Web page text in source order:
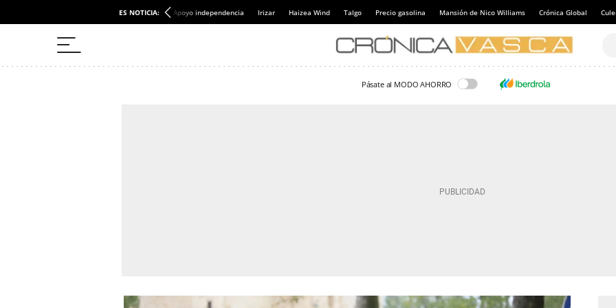
ES NOTICIA: Apoyo independencia Irizar Haizea Wind Talgo Precio gasolina Mansión de Nico Williams Crónica Global
Pásate al MODO AHORRO